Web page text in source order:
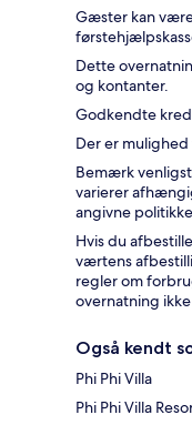
Gæster kan
Dette
og kontanter.
Godkendte
Der er
Bemærk
varierer
angivne
Hvis du
værtens
regler om
overnatning
Også kendt
Phi Phi Villa
Phi Phi Villa